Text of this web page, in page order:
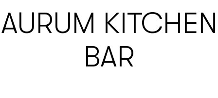
AURUM KITCHEN
BAR